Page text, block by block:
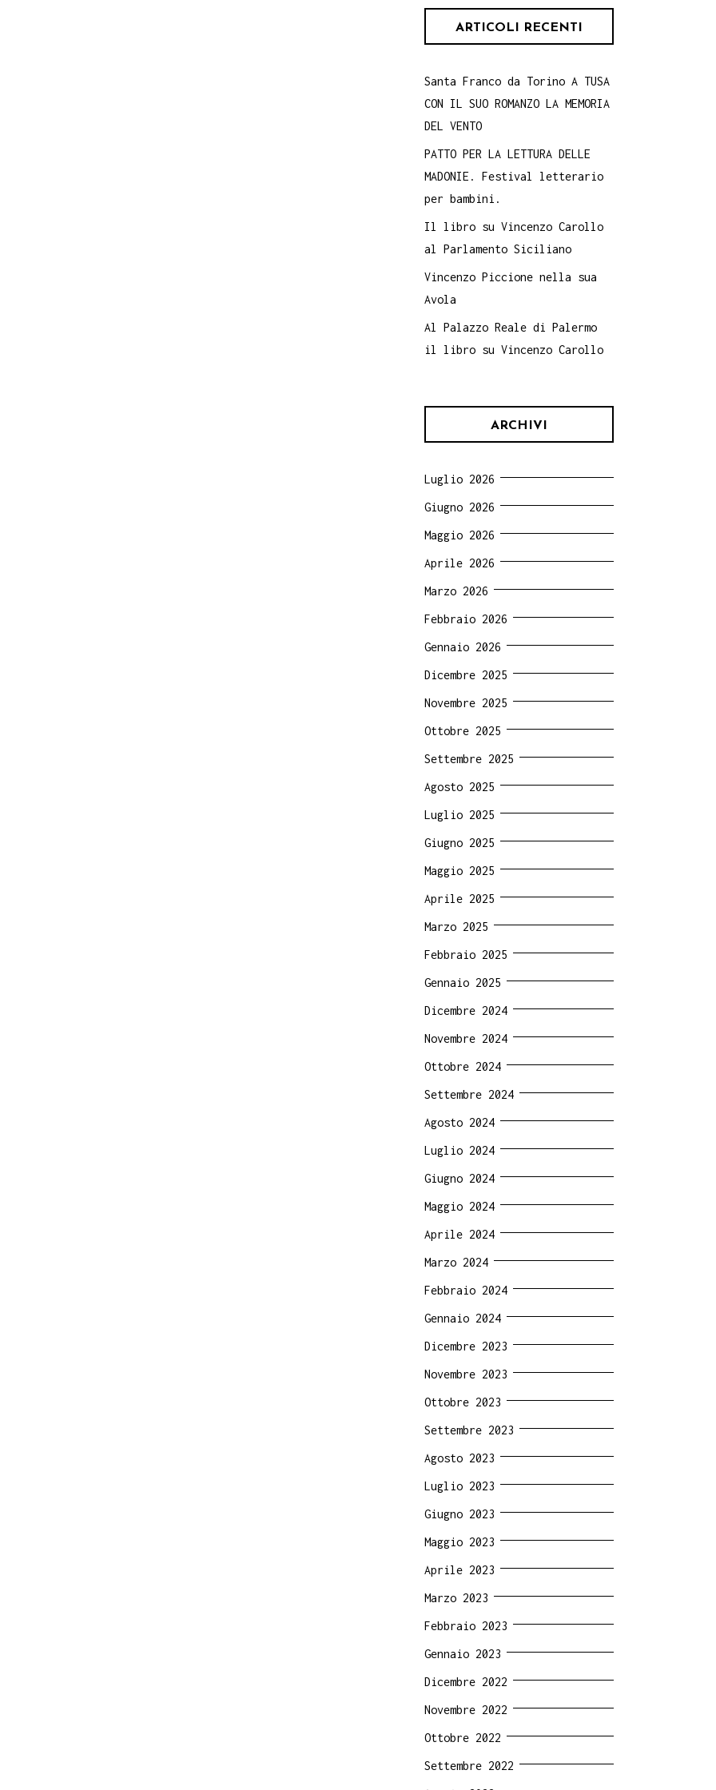
ARTICOLI RECENTI
Santa Franco da Torino A TUSA
CON IL SUO ROMANZO LA MEMORIA
DEL VENTO
PATTO PER LA LETTURA DELLE
MADONIE. Festival letterario
per bambini.
Il libro su Vincenzo Carollo
al Parlamento Siciliano
Vincenzo Piccione nella sua
Avola
Al Palazzo Reale di Palermo
il libro su Vincenzo Carollo
ARCHIVI
Luglio 2026
Giugno 2026
Maggio 2026
Aprile 2026
Marzo 2026
Febbraio 2026
Gennaio 2026
Dicembre 2025
Novembre 2025
Ottobre 2025
Settembre 2025
Agosto 2025
Luglio 2025
Giugno 2025
Maggio 2025
Aprile 2025
Marzo 2025
Febbraio 2025
Gennaio 2025
Dicembre 2024
Novembre 2024
Ottobre 2024
Settembre 2024
Agosto 2024
Luglio 2024
Giugno 2024
Maggio 2024
Aprile 2024
Marzo 2024
Febbraio 2024
Gennaio 2024
Dicembre 2023
Novembre 2023
Ottobre 2023
Settembre 2023
Agosto 2023
Luglio 2023
Giugno 2023
Maggio 2023
Aprile 2023
Marzo 2023
Febbraio 2023
Gennaio 2023
Dicembre 2022
Novembre 2022
Ottobre 2022
Settembre 2022